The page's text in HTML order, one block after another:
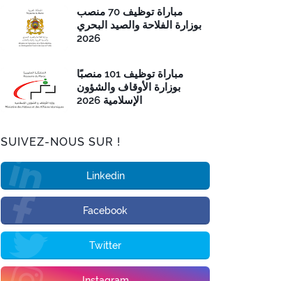
مباراة توظيف 70 منصب
بوزارة الفلاحة والصيد البحري
2026
مباراة توظيف 101 منصبًا
بوزارة الأوقاف والشؤون
الإسلامية 2026
SUIVEZ-NOUS SUR !
Linkedin
Facebook
Twitter